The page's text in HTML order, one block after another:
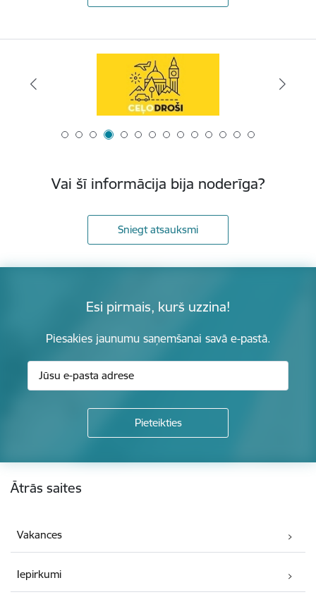
Vai šī informācija bija noderīga?
Sniegt atsauksmi
Esi pirmais, kurš uzzina!
Piesakies jaunumu saņemšanai savā e-pastā.
Kājene
Ātrās saites
Vakances
Iepirkumi